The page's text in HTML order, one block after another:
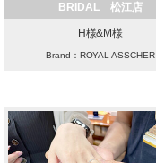
BRIDAL 松江店
H様&M様
Brand：ROYAL ASSCHER